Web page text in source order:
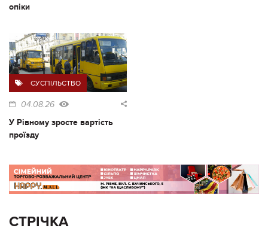
опіки
СУСПІЛЬСТВО
04.08.26
У Рівному зросте вартість
проїзду
СТРІЧКА